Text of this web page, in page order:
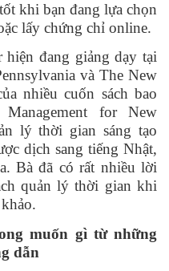
khi bạn đang lựa chọn
lấy chứng chỉ online.
hiện đang giảng dạy tại
và The New
nhiều cuốn sách bao
for New
lý thời gian sáng tạo
dịch sang tiếng Nhật,
Bà đã có rất nhiều lời
quản lý thời gian khi
muốn gì từ những
dẫn